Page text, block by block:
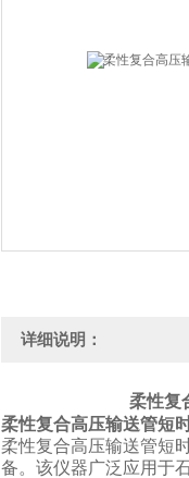
详细说明：
柔性复
柔性复合高压输送管短
柔性复合高压输送管短
备。该仪器广泛应用于